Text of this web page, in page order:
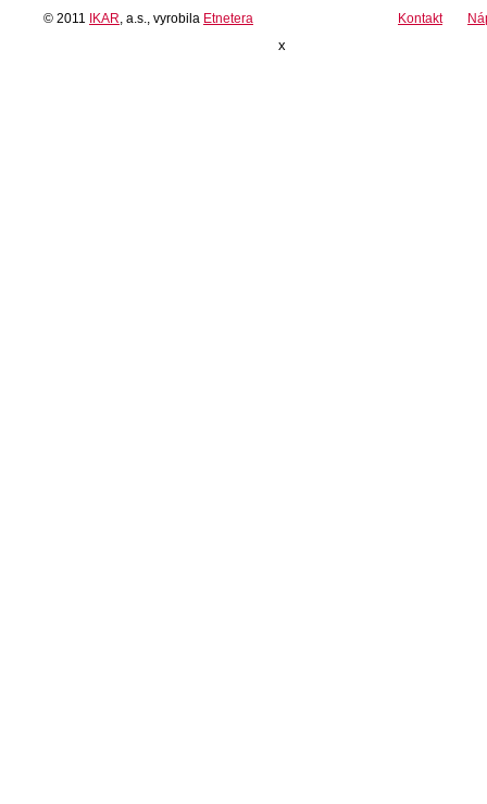
© 2011 IKAR , a.s., vyrobila Etnetera Kontakt
x